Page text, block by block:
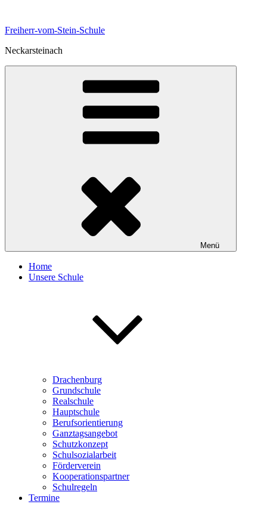
springen
Freiherr-vom-Stein-Schule
Neckarsteinach
Menü
Home
Unsere Schule
Drachenburg
Grundschule
Realschule
Hauptschule
Berufsorientierung
Ganztagsangebot
Schutzkonzept
Schulsozialarbeit
Förderverein
Kooperationspartner
Schulregeln
Termine